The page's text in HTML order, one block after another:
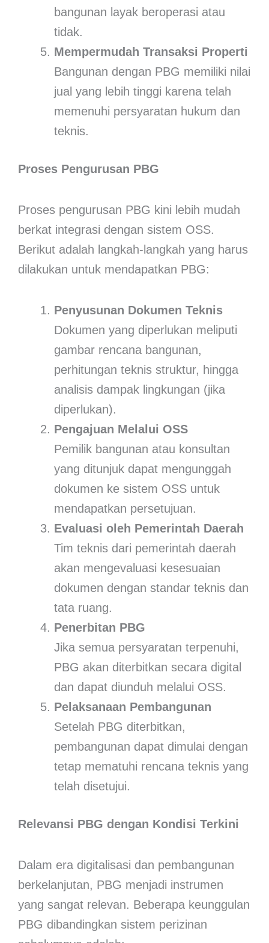
bangunan layak beroperasi atau
tidak.
Mempermudah Transaksi Properti
Bangunan dengan PBG memiliki nilai
jual yang lebih tinggi karena telah
memenuhi persyaratan hukum dan
teknis.
Proses Pengurusan PBG
Proses pengurusan PBG kini lebih mudah
berkat integrasi dengan sistem OSS.
Berikut adalah langkah-langkah yang harus
dilakukan untuk mendapatkan PBG:
Penyusunan Dokumen Teknis
Dokumen yang diperlukan meliputi
gambar rencana bangunan,
perhitungan teknis struktur, hingga
analisis dampak lingkungan (jika
diperlukan).
Pengajuan Melalui OSS
Pemilik bangunan atau konsultan
yang ditunjuk dapat mengunggah
dokumen ke sistem OSS untuk
mendapatkan persetujuan.
Evaluasi oleh Pemerintah Daerah
Tim teknis dari pemerintah daerah
akan mengevaluasi kesesuaian
dokumen dengan standar teknis dan
tata ruang.
Penerbitan PBG
Jika semua persyaratan terpenuhi,
PBG akan diterbitkan secara digital
dan dapat diunduh melalui OSS.
Pelaksanaan Pembangunan
Setelah PBG diterbitkan,
pembangunan dapat dimulai dengan
tetap mematuhi rencana teknis yang
telah disetujui.
Relevansi PBG dengan Kondisi Terkini
Dalam era digitalisasi dan pembangunan
berkelanjutan, PBG menjadi instrumen
yang sangat relevan. Beberapa keunggulan
PBG dibandingkan sistem perizinan